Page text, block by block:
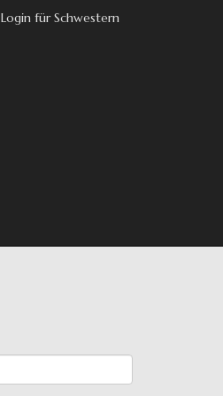
Login für Schwestern